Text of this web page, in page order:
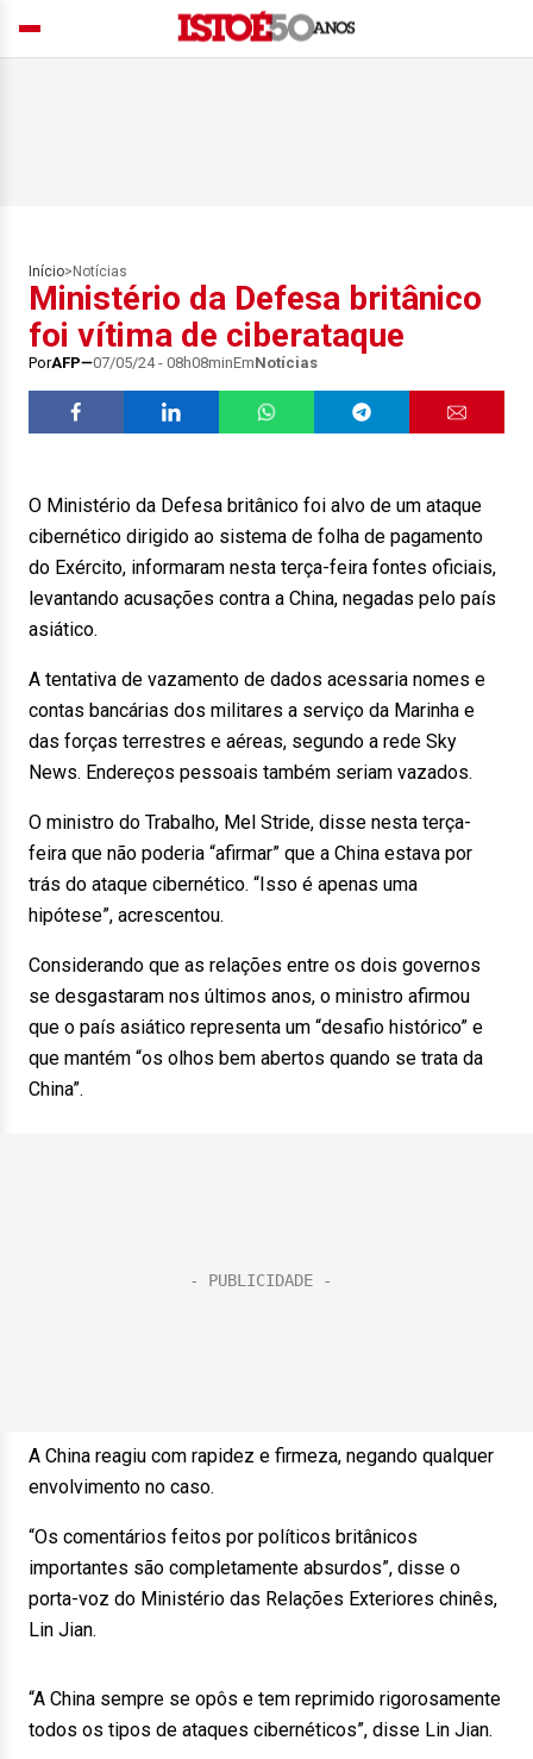
Início> Notícias
Ministério da Defesa britânico
foi vítima de ciberataque
PorAFP 07/05/24 - 08h08minEmNotícias
O Ministério da Defesa britânico foi alvo de um ataque
cibernético dirigido ao sistema de folha de pagamento
do Exército, informaram nesta terça-feira fontes oficiais,
levantando acusações contra a China, negadas pelo país
asiático.
A tentativa de vazamento de dados acessaria nomes e
contas bancárias dos militares a serviço da Marinha e
das forças terrestres e aéreas, segundo a rede Sky
News. Endereços pessoais também seriam vazados.
O ministro do Trabalho, Mel Stride, disse nesta terça-
feira que não poderia “afirmar” que a China estava por
trás do ataque cibernético. “Isso é apenas uma
hipótese”, acrescentou.
Considerando que as relações entre os dois governos
se desgastaram nos últimos anos, o ministro afirmou
que o país asiático representa um “desafio histórico” e
que mantém “os olhos bem abertos quando se trata da
China”.
A China reagiu com rapidez e firmeza, negando qualquer
envolvimento no caso.
“Os comentários feitos por políticos britânicos
importantes são completamente absurdos”, disse o
porta-voz do Ministério das Relações Exteriores chinês,
Lin Jian.
“A China sempre se opôs e tem reprimido rigorosamente
todos os tipos de ataques cibernéticos”, disse Lin Jian.